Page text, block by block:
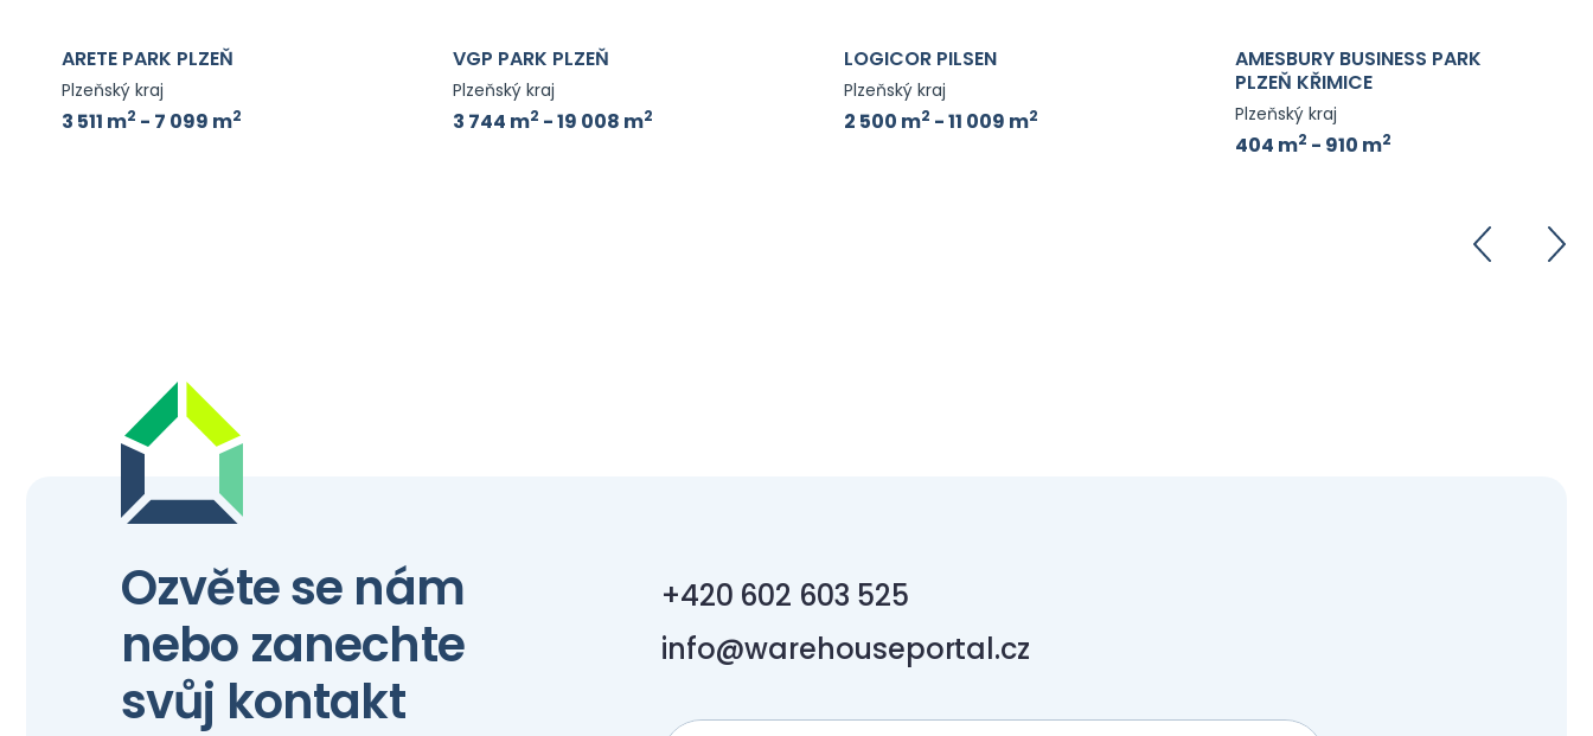
ARETE PARK PLZEŇ
Plzeňský kraj
3 511 m2 - 7 099 m2
VGP PARK PLZEŇ
Plzeňský kraj
3 744 m2 - 19 008 m2
LOGICOR PILSEN
Plzeňský kraj
2 500 m2 - 11 009 m2
AMESBURY BUSINESS PARK
PLZEŇ KŘIMICE
Plzeňský kraj
404 m2 - 910 m2
Ozvěte se nám
nebo zanechte
svůj kontakt
+420 602 603 525
info@warehouseportal.cz